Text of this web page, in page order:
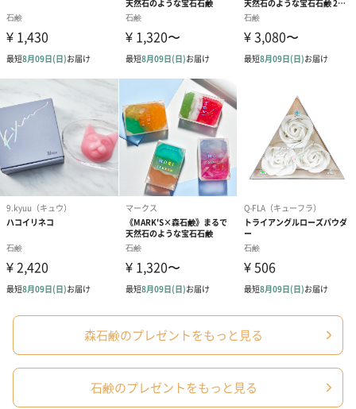
お届けボックスオプション
配送用のダンボールを装飾いたします。お相手のご住所に直接お
合は、紙袋との併用もおすすめです。
ダンボール装飾（ひま
わり）（720円）
ダンボール装飾（チュ
ーリップ）（720円）
お渡し用の紙袋です。
商品に合わせたサイズをお届けします。
森石鹸のプレゼントをもっと見る
石鹸のプレゼントをもっと見る